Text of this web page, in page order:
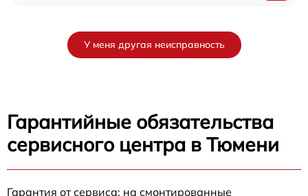
У меня другая неисправность
Гарантийные обязательства
сервисного центра в Тюмени
Гарантия от сервиса: на смонтированные